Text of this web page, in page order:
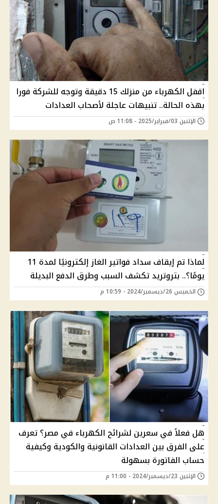
اقفل الكهرباء من منزلك 15 دقيقة وتوجه للشركة فورا
بهذه الحالة.. تنبيهات عاجلة لأصحاب العدادات
الإثنين 03/فبراير/2025 - 11:08 ص
لماذا تم إيقاف سداد فواتير الغاز إلكترونيًا لمدة 11
يومًا؟.. بتروتريد تكشف السبب وطرق الدفع البديلة
الخميس 26/ديسمبر/2024 - 10:59 م
هل فعلاً في سعرين لشرائح الكهرباء في مصر؟ تعرف
على الفرق بين العدادات القانونية والكودية وكيفية
حساب الفاتورة بسهولة
الإثنين 23/ديسمبر/2024 - 11:00 م